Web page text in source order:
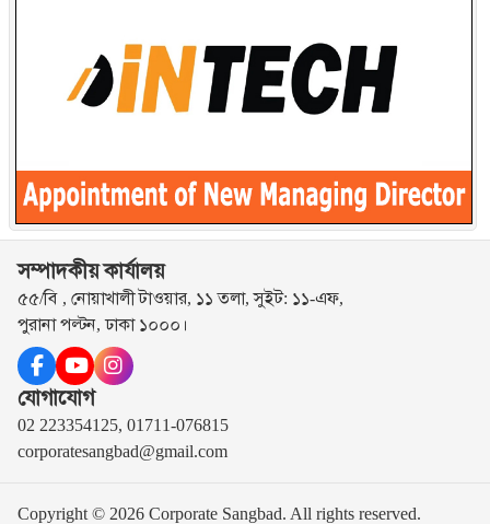
সম্পাদকীয় কার্যালয়
৫৫/বি , নোয়াখালী টাওয়ার, ১১ তলা, সুইট: ১১-এফ,
পুরানা পল্টন, ঢাকা ১০০০।
যোগাযোগ
02 223354125, 01711-076815
corporatesangbad@gmail.com
Copyright © 2026 Corporate Sangbad. All rights reserved.